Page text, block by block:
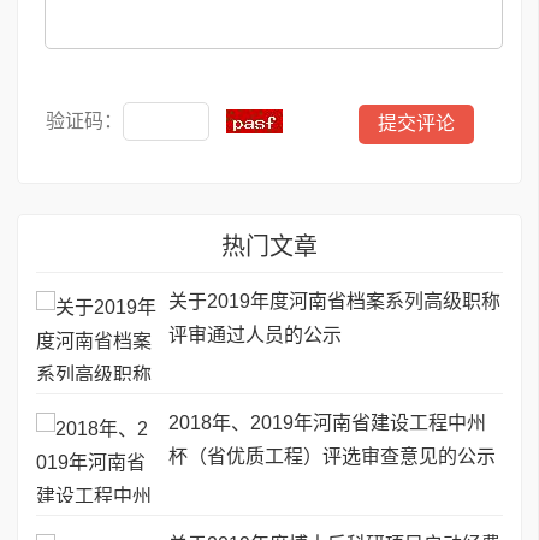
验证码：
热门文章
关于2019年度河南省档案系列高级职称
评审通过人员的公示
2018年、2019年河南省建设工程中州
杯（省优质工程）评选审查意见的公示